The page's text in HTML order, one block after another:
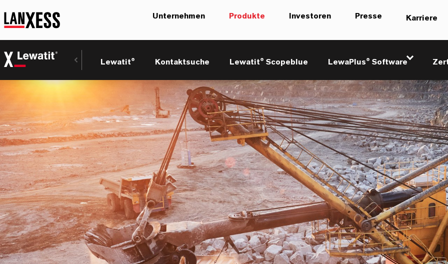
Unternehmen Produkte Investoren Presse Karriere
Lewatit® Kontaktsuche Lewatit® Scopeblue LewaPlus® Software